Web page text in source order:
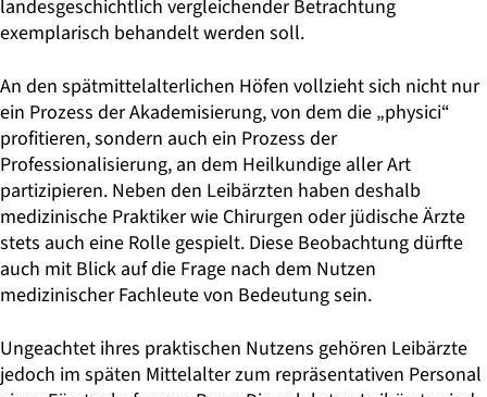
landesgeschichtlich vergleichender Betrachtung
exemplarisch behandelt werden soll.
An den spätmittelalterlichen Höfen vollzieht sich nicht nur
ein Prozess der Akademisierung, von dem die „physici“
profitieren, sondern auch ein Prozess der
Professionalisierung, an dem Heilkundige aller Art
partizipieren. Neben den Leibärzten haben deshalb
medizinische Praktiker wie Chirurgen oder jüdische Ärzte
stets auch eine Rolle gespielt. Diese Beobachtung dürfte
auch mit Blick auf die Frage nach dem Nutzen
medizinischer Fachleute von Bedeutung sein.
Ungeachtet ihres praktischen Nutzens gehören Leibärzte
jedoch im späten Mittelalter zum repräsentativen Personal